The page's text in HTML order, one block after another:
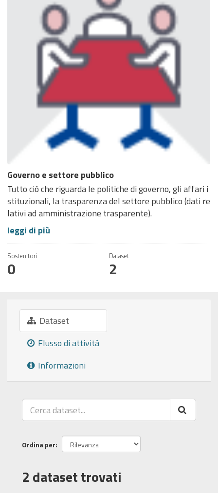
Governo e settore pubblico
Tutto ciò che riguarda le politiche di governo, gli affari i
stituzionali, la trasparenza del settore pubblico (dati re
lativi ad amministrazione trasparente).
leggi di più
Sostenitori
0
Dataset
2
Dataset
Flusso di attività
Informazioni
Ordina per
2 dataset trovati